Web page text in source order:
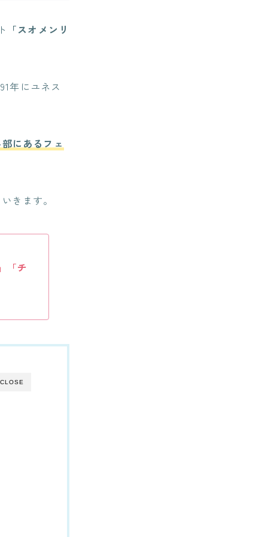
「スオメンリ
年にユネス
にあるフェ
きます。
「チ
CLOSE